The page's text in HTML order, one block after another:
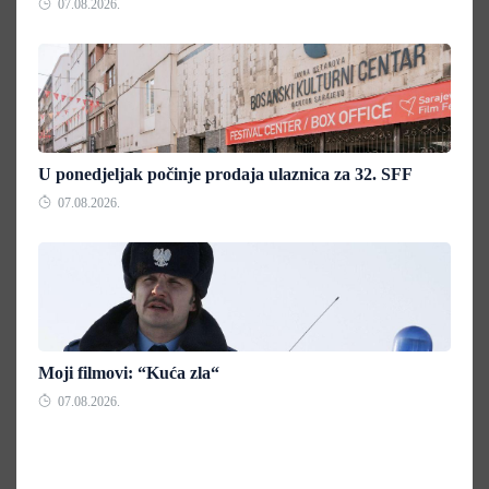
07.08.2026.
U ponedjeljak počinje prodaja ulaznica za 32. SFF
07.08.2026.
Moji filmovi: “Kuća zla“
07.08.2026.